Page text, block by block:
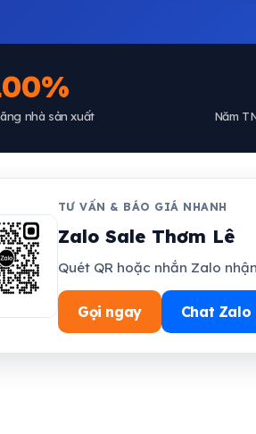
nhà sản xuất Năm
TƯ VẤN & BÁO GIÁ NHANH
Zalo Sale Thơm Lê
Quét QR hoặc nhắn Zalo
Gọi ngay Chat Zalo